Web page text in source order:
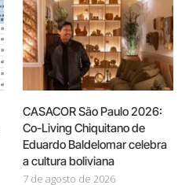
CASACOR São Paulo 2026:
Co-Living Chiquitano de
Eduardo Baldelomar celebra
a cultura boliviana
7 de agosto de 2026